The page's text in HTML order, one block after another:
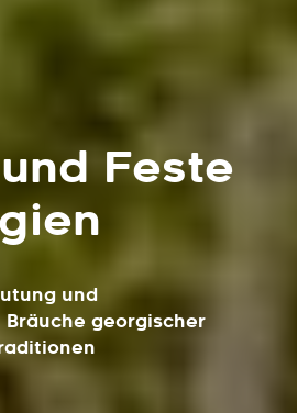
Feste
und
georgischer